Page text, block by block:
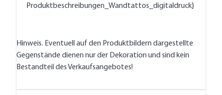
Produktbeschreibungen_Wandtattos_digitaldruck}
Hinweis. Eventuell auf den Produktbildern dargestellte
Gegenstände dienen nur der Dekoration und sind kein
Bestandteil des Verkaufsangebotes!